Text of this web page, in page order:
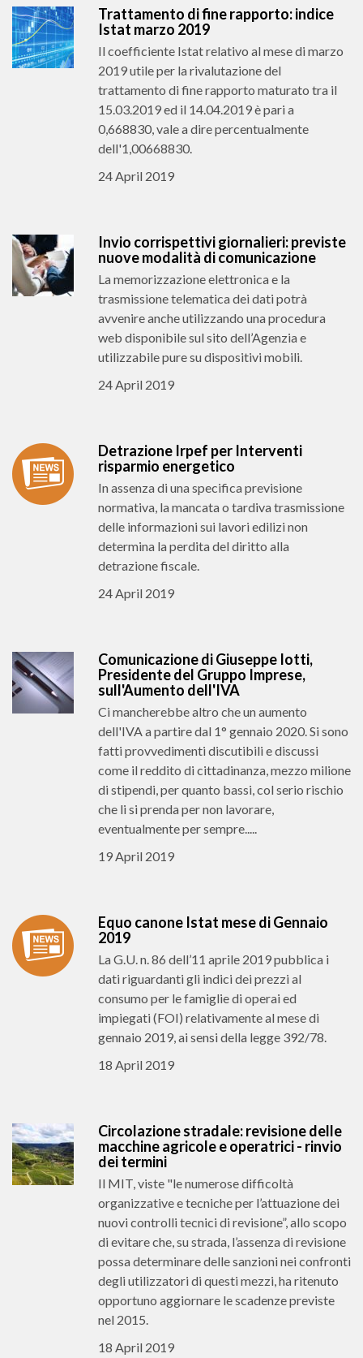
Trattamento di fine rapporto: indice
Istat marzo 2019
Il coefficiente Istat relativo al mese di marzo
2019 utile per la rivalutazione del
trattamento di fine rapporto maturato tra il
15.03.2019 ed il 14.04.2019 è pari a
0,668830, vale a dire percentualmente
dell'1,00668830.
24 April 2019
Invio corrispettivi giornalieri: previste
nuove modalità di comunicazione
La memorizzazione elettronica e la
trasmissione telematica dei dati potrà
avvenire anche utilizzando una procedura
web disponibile sul sito dell’Agenzia e
utilizzabile pure su dispositivi mobili.
24 April 2019
Detrazione Irpef per Interventi
risparmio energetico
In assenza di una specifica previsione
normativa, la mancata o tardiva trasmissione
delle informazioni sui lavori edilizi non
determina la perdita del diritto alla
detrazione fiscale.
24 April 2019
Comunicazione di Giuseppe Iotti,
Presidente del Gruppo Imprese,
sull'Aumento dell'IVA
Ci mancherebbe altro che un aumento
dell'IVA a partire dal 1° gennaio 2020. Si sono
fatti provvedimenti discutibili e discussi
come il reddito di cittadinanza, mezzo milione
di stipendi, per quanto bassi, col serio rischio
che li si prenda per non lavorare,
eventualmente per sempre.....
19 April 2019
Equo canone Istat mese di Gennaio
2019
La G.U. n. 86 dell’11 aprile 2019 pubblica i
dati riguardanti gli indici dei prezzi al
consumo per le famiglie di operai ed
impiegati (FOI) relativamente al mese di
gennaio 2019, ai sensi della legge 392/78.
18 April 2019
Circolazione stradale: revisione delle
macchine agricole e operatrici - rinvio
dei termini
Il MIT, viste "le numerose difficoltà
organizzative e tecniche per l’attuazione dei
nuovi controlli tecnici di revisione”, allo scopo
di evitare che, su strada, l’assenza di revisione
possa determinare delle sanzioni nei confronti
degli utilizzatori di questi mezzi, ha ritenuto
opportuno aggiornare le scadenze previste
nel 2015.
18 April 2019